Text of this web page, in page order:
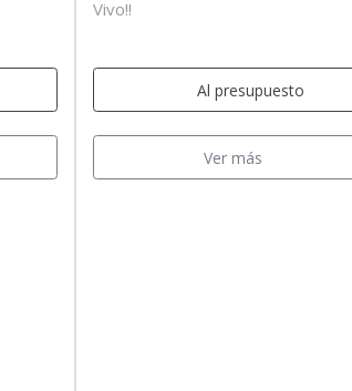
Vivo!!
Al presupuesto
Ver más